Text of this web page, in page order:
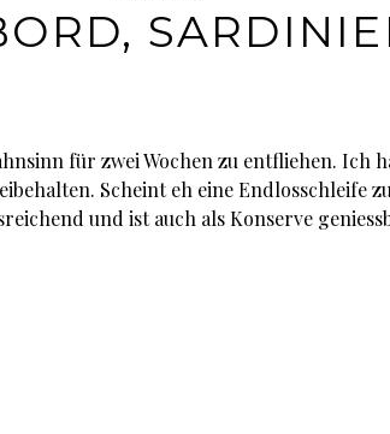
für zwei Wochen zu entfliehen. Ich
Scheint eh eine Endlosschleife
und ist auch als Konserve